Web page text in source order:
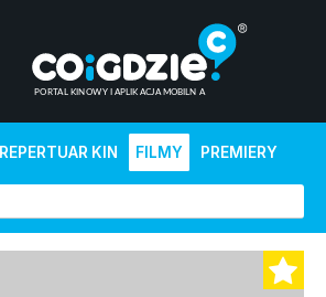
REPERTUAR KIN FILMY PREMIERY